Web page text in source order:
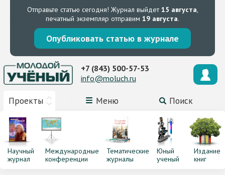
Отправьте статью сегодня! Журнал выйдет15 августа,
печатный экземпляр отправим 19 августа.
Опубликовать статью в журнале
Проекты Меню Поиск
+7 (843) 500-57-53
info@moluch.ru
Научный
журнал
Международные
конференции
Тематические
журналы
Юный
ученый
Издание
книг